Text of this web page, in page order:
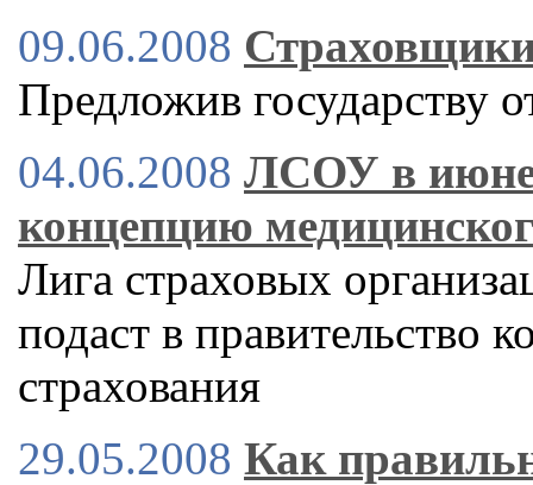
09.06.2008
Предложив государству
04.06.2008 ЛСОУ в июне
концепцию
Лига страховых
подаст в правительство
страхования
29.05.2008 Как